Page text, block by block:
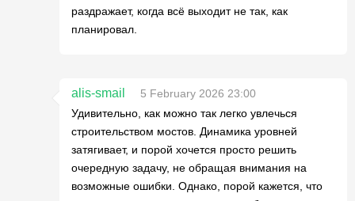
раздражает, когда всё выходит не так, как
планировал.
alis-smail
5 February 2026 23:00
Удивительно, как можно так легко увлечься
строительством мостов. Динамика уровней
затягивает, и порой хочется просто решить
очередную задачу, не обращая внимания на
возможные ошибки. Однако, порой кажется, что